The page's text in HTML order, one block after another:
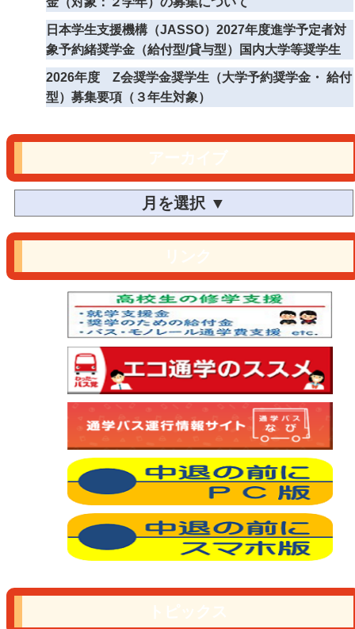
日本学生支援機構（JASSO）2027年度進学予定者対
象予約緒奨学金（給付型/貸与型）国内大学等奨学生
2026年度 Z会奨学金奨学生（大学予約奨学金・ 給付
型）募集要項（３年生対象）